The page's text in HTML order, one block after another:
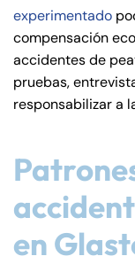
experimentado
compensación
accidentes de
pruebas,
responsabilizar a
en